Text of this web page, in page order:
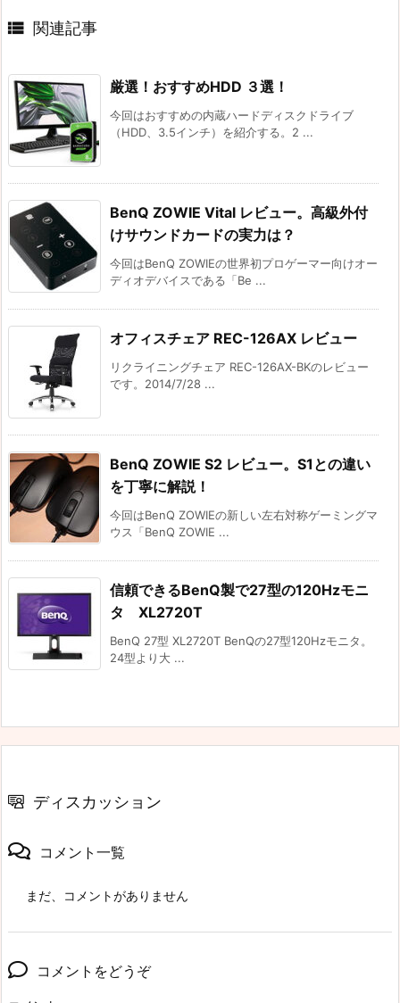
 関連記事
厳選！おすすめHDD ３選！
今回はおすすめの内蔵ハードディスクドライブ
（HDD、3.5インチ）を紹介する。2 ...
BenQ ZOWIE Vital レビュー。高級外付
けサウンドカードの実力は？
今回はBenQ ZOWIEの世界初プロゲーマー向けオー
ディオデバイスである「Be ...
オフィスチェア REC-126AX レビュー
リクライニングチェア REC-126AX-BKのレビュー
です。2014/7/28 ...
BenQ ZOWIE S2 レビュー。S1との違い
を丁寧に解説！
今回はBenQ ZOWIEの新しい左右対称ゲーミングマ
ウス「BenQ ZOWIE ...
信頼できるBenQ製で27型の120Hzモニ
タ XL2720T
BenQ 27型 XL2720T BenQの27型120Hzモニタ。
24型より大 ...
ディスカッション
コメント一覧
まだ、コメントがありません
コメントをどうぞ